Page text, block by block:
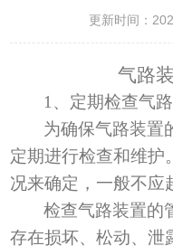
更新时间：
气路
1、定期检查气
为确保气路装置
定期进行检查和维护
况来确定，一般不应
检查气路装置的
存在损坏、松动、泄